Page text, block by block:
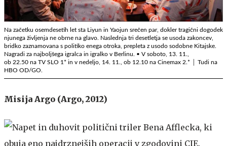
Na začetku osemdesetih let sta Liyun in Yaojun srečen par, dokler tragični dogodek
njunega življenja ne obrne na glavo. Naslednja tri desetletja se usoda zakoncev,
bridko zaznamovana s politiko enega otroka, prepleta z usodo sodobne Kitajske.
Nagradi za najboljšega igralca in igralko v Berlinu. • V soboto, 13. 11.,
ob 22.50 na TV SLO 1* in v nedeljo, 14. 11., ob 12.10 na Cinemax 2.* │ Tudi na
HBO OD/GO.
Misija Argo (Argo, 2012)